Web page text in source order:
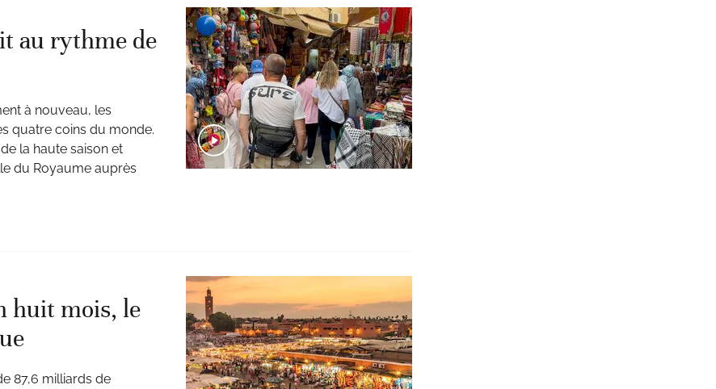
au rythme de
à nouveau, les
quatre coins du monde.
la haute saison et
du Royaume auprès
huit mois, le
87,6 milliards de